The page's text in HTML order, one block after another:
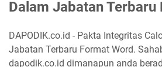
Dalam Jabatan Terbaru
DAPODIK.co.id - Pakta Integritas
Jabatan Terbaru Format Word.
dapodik.co.id dimanapun anda